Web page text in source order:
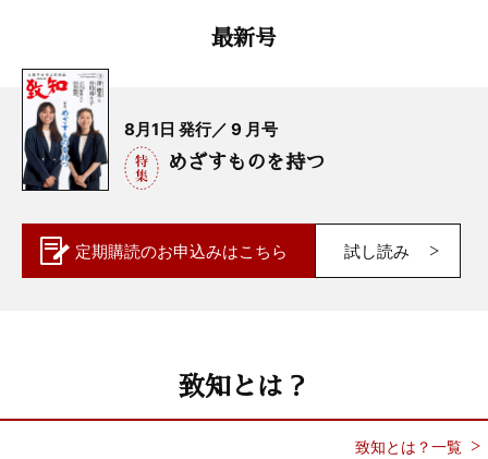
最新号
8月1日 発行／ 9 月号
めざすものを持つ
定期購読のお申込みはこちら 試し読み
致知とは？
致知とは？一覧